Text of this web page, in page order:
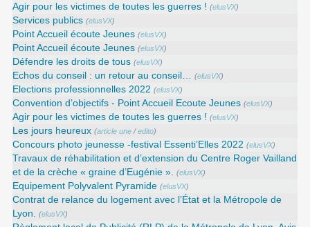
Agir pour les victimes de toutes les guerres ! (elusVX)
Services publics (elusVX)
Point Accueil écoute Jeunes (elusVX)
Point Accueil écoute Jeunes (elusVX)
Défendre les droits de tous (elusVX)
Echos du conseil : un retour au conseil… (elusVX)
Elections professionnelles 2022 (elusVX)
Convention d’objectifs - Point Accueil Ecoute Jeunes (elusVX)
Agir pour les victimes de toutes les guerres ! (elusVX)
Les jours heureux (article une /edito)
Concours photo jeunesse -festival Essenti’Elles 2022 (elusVX)
Travaux de réhabilitation et d’extension du Centre Roger Vailland
et de la crèche « graine d’Eugénie ».
(elusVX)
Equipement Polyvalent Pyramide (elusVX)
Contrat de relance du logement avec l’État et la Métropole de
Lyon.
(elusVX)